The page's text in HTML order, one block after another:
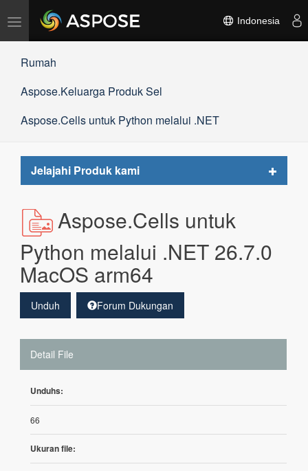
Alihkan
navigasi
Indonesia
Rumah
Aspose.Keluarga Produk Sel
Aspose.Cells untuk Python melalui .NET
Jelajahi Produk kami
Toggle
Aspose.Cells untuk
Python melalui .NET 26.7.0
MacOS arm64
Unduh Forum Dukungan
Detail File
Unduhs:
66
Ukuran file: